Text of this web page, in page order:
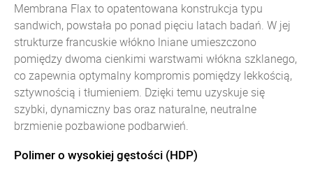
Membrana Flax to opatentowana konstrukcja typu
sandwich, powstała po ponad pięciu latach badań. W jej
strukturze francuskie włókno lniane umieszczono
pomiędzy dwoma cienkimi warstwami włókna szklanego,
co zapewnia optymalny kompromis pomiędzy lekkością,
sztywnością i tłumieniem. Dzięki temu uzyskuje się
szybki, dynamiczny bas oraz naturalne, neutralne
brzmienie pozbawione podbarwień.
Polimer o wysokiej gęstości (HDP)